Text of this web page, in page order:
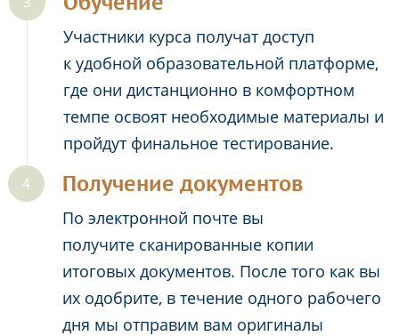
Участники курса получат доступ
к удобной образовательной платформе,
где они дистанционно в комфортном
темпе освоят необходимые материалы и
пройдут финальное тестирование.
Получение документов
По электронной почте вы
получите сканированные копии
итоговых документов. После того как вы
их одобрите, в течение одного рабочего
дня мы отправим вам оригиналы